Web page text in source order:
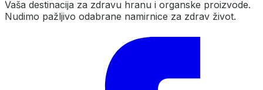
Vaša destinacija za zdravu hranu i organske proizvode.
Nudimo pažljivo odabrane namirnice za zdrav život.